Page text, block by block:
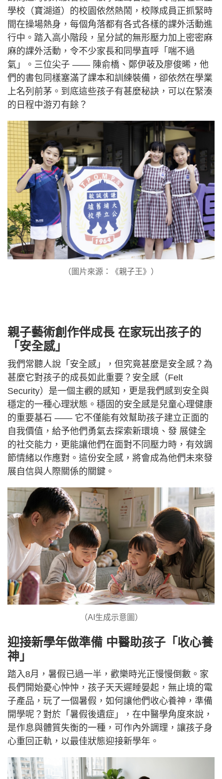
學校（寶湖道）的校園依然熱鬧，校隊成員正抓緊時
間在操場熱身，每個角落都有各式各樣的課外活動進
行中。踏入高小階段，呈分試的無形壓力加上密密麻
麻的課外活動，令不少家長和同學直呼「喘不過
氣」。三位尖子 —— 陳俞橋、鄭伊荍及廖俊晞，他
們的書包同樣塞滿了課本和訓練裝備，卻依然在學業
上名列前茅。到底這些孩子有甚麼秘訣，可以在緊湊
的日程中游刃有餘？
（圖片來源：《親子王》）
親子藝術創作伴成長 在家玩出孩子的
「安全感」
我們常聽人說「安全感」，但究竟甚麼是安全感？為
甚麼它對孩子的成長如此重要？安全感（Felt
Security）是一個主觀的感知，更是我們感到安全與
穩定的一種心理狀態。穩固的安全感是兒童心理健康
的重要基石 —— 它不僅能有效幫助孩子建立正面的
自我價值，給予他們勇氣去探索新環境、發 展健全
的社交能力，更能讓他們在面對不同壓力時，有效調
節情緒以作應對。這份安全感，將會成為他們未來發
展自信與人際關係的關鍵。
（AI生成示意圖）
迎接新學年做準備 中醫助孩子「收心養
神」
踏入8月，暑假已過一半，歡樂時光正慢慢倒數。家
長們開始憂心忡忡，孩子天天遲睡晏起，無止境的電
子產品，玩了一個暑假，如何讓他們收心養神，準備
開學呢？對於「暑假後遺症」，在中醫學角度來說，
是作息與體質失衡的一種，可作內外調理，讓孩子身
心重回正軌，以最佳狀態迎接新學年。